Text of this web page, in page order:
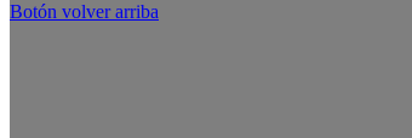
Botón volver arriba